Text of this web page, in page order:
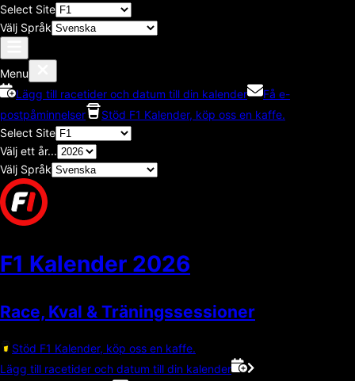
Select Site
Välj Språk
Menu
Lägg till racetider och datum till din kalender
Få e-
postpåminnelser
Stöd F1 Kalender, köp oss en kaffe.
Select Site
Välj ett år...
Välj Språk
F1 Kalender 2026
Race, Kval & Träningssessioner
Stöd F1 Kalender, köp oss en kaffe.
Lägg till racetider och datum till din kalender